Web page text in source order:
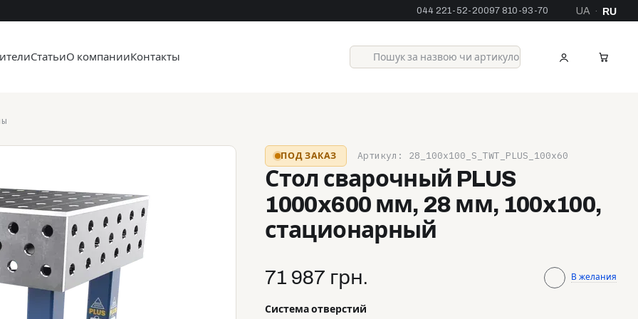
044 221-52-20097 810-93-70 UA · RU
СтатьиО компанииКонтакты
Стол сварочный PLUS
1000x600 мм, 28 мм, 100x100,
стационарный
ПОД ЗАКАЗ Артикул: 28_100x100_S_TWT_PLUS_100x60
71 987 грн. В желания
Система отверстий